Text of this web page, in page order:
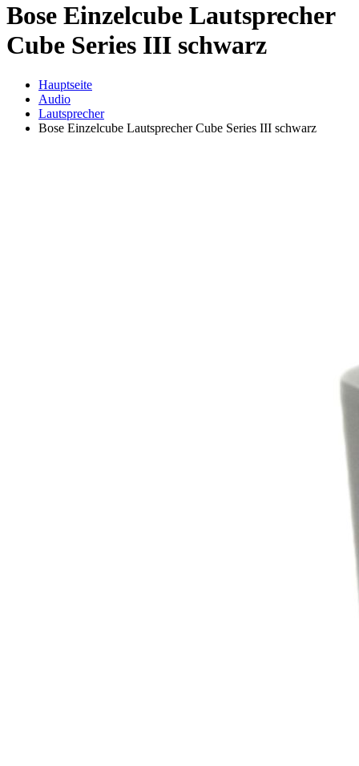
Bose Einzelcube Lautsprecher
Cube Series III schwarz
Hauptseite
Audio
Lautsprecher
Bose Einzelcube Lautsprecher Cube Series III schwarz